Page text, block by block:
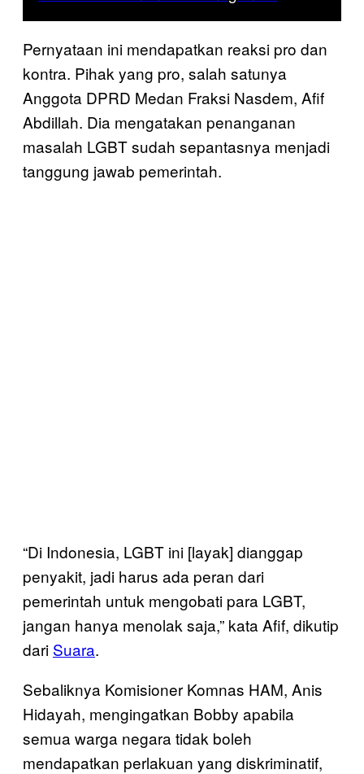
Pernyataan ini mendapatkan reaksi pro dan
kontra. Pihak yang pro, salah satunya
Anggota DPRD Medan Fraksi Nasdem, Afif
Abdillah. Dia mengatakan penanganan
masalah LGBT sudah sepantasnya menjadi
tanggung jawab pemerintah.
“Di Indonesia, LGBT ini [layak] dianggap
penyakit, jadi harus ada peran dari
pemerintah untuk mengobati para LGBT,
jangan hanya menolak saja,” kata Afif, dikutip
dari Suara.
Sebaliknya Komisioner Komnas HAM, Anis
Hidayah, mengingatkan Bobby apabila
semua warga negara tidak boleh
mendapatkan perlakuan yang diskriminatif,